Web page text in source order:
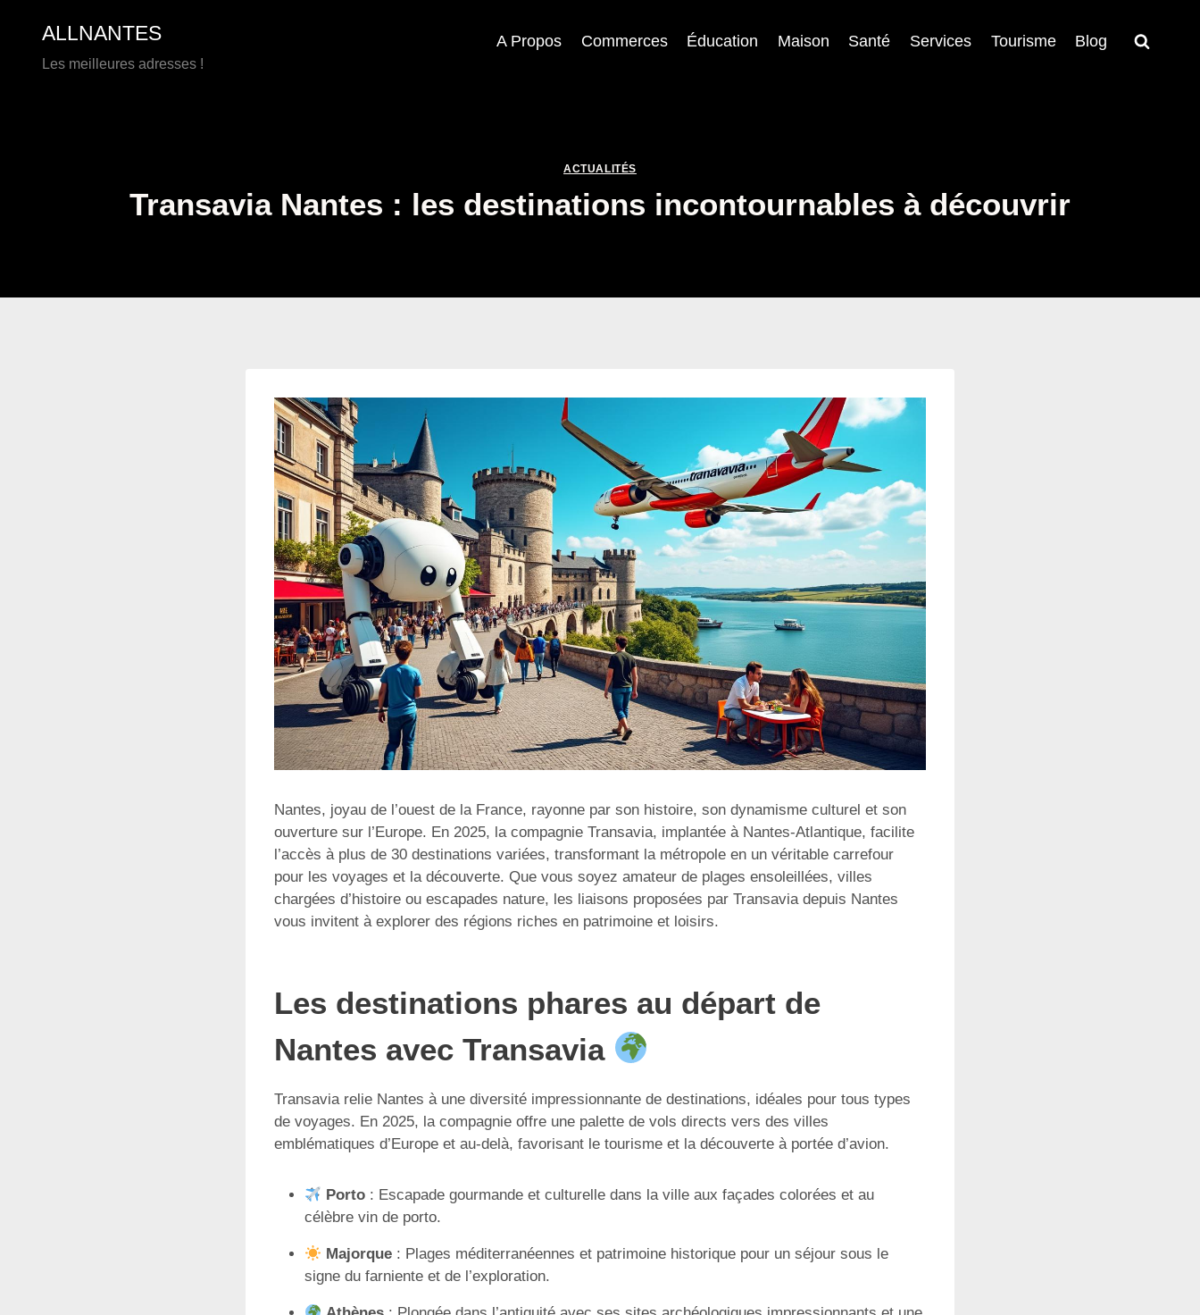
contenu
ALLNANTES
Les meilleures adresses !
A Propos Commerces Éducation Maison Santé Services Tourisme Blog
ACTUALITÉS
Transavia Nantes : les destinations incontournables à découvrir
Nantes, joyau de l’ouest de la France, rayonne par son histoire, son dynamisme culturel et son
ouverture sur l’Europe. En 2025, la compagnie Transavia, implantée à Nantes-Atlantique, facilite
l’accès à plus de 30 destinations variées, transformant la métropole en un véritable carrefour
pour les voyages et la découverte. Que vous soyez amateur de plages ensoleillées, villes
chargées d’histoire ou escapades nature, les liaisons proposées par Transavia depuis Nantes
vous invitent à explorer des régions riches en patrimoine et loisirs.
Les destinations phares au départ de
Nantes avec Transavia
Transavia relie Nantes à une diversité impressionnante de destinations, idéales pour tous types
de voyages. En 2025, la compagnie offre une palette de vols directs vers des villes
emblématiques d’Europe et au-delà, favorisant le tourisme et la découverte à portée d’avion.
Porto : Escapade gourmande et culturelle dans la ville aux façades colorées et au
célèbre vin de porto.
Majorque : Plages méditerranéennes et patrimoine historique pour un séjour sous le
signe du farniente et de l’exploration.